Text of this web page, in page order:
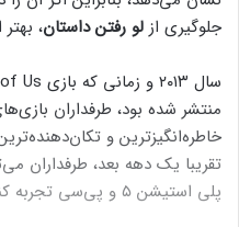
جلوگیری از لو رفتن داستان،
منتشر شده بود، طرفداران
خاطره‌انگیزترین و
تقریبا یک دهه بعد، طرفداران
پلی استیشن ۵ و پی‌سی تجربه کنند.